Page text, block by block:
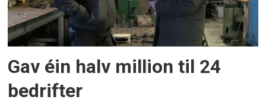
Gav éin halv million til 24
bedrifter